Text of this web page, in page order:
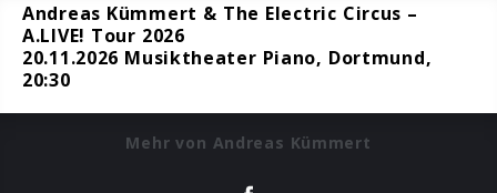
Andreas Kümmert & The Electric Circus –
A.LIVE! Tour 2026
20.11.2026 Musiktheater Piano, Dortmund,
20:30
Mehr von Andreas Kümmert